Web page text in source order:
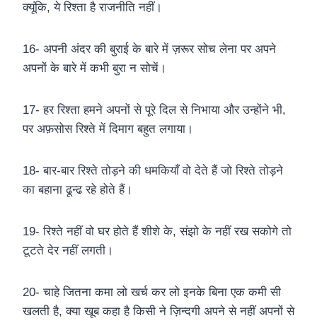
क्यूंकि, ये रिश्ता है राजनीति नहीं।
16- अपनी अंदर की बुराई के बारे में ज़रूर सोच लेना पर अपने
अपनों के बारे में कभी बुरा न सोचें।
17- हर रिश्ता हमने अपनों से पूरे दिल से निभाया और उन्होंने भी,
पर अफ़सोस रिश्ते में दिमाग बहुत लगाया।
18- बार-बार रिश्ते तोड़ने की धमकियाँ वो देते हैं जो रिश्ते तोड़ने
का बहाना ढून्ढ रहे होते हैं।
19- रिश्ते नहीं वो घर होते हैं शीशे के, संझो के नहीं रख सकोगे तो
टूटते देर नहीं लगती।
20- चाहे जितना कमा लो खर्च कर लो इनके बिना एक कमी सी
खलती है, क्या खूब कहा है किसी ने ज़िन्दगी अपने से नहीं अपनों से